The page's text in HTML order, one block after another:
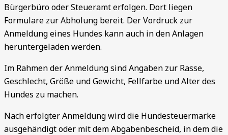
Bürgerbüro oder Steueramt erfolgen. Dort liegen
Formulare zur Abholung bereit. Der Vordruck zur
Anmeldung eines Hundes kann auch in den Anlagen
heruntergeladen werden.
Im Rahmen der Anmeldung sind Angaben zur Rasse,
Geschlecht, Größe und Gewicht, Fellfarbe und Alter des
Hundes zu machen.
Nach erfolgter Anmeldung wird die Hundesteuermarke
ausgehändigt oder mit dem Abgabenbescheid, in dem die